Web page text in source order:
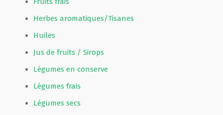
Herbes aromatiques/Tisanes
Huiles
Jus de fruits / Sirops
Légumes en conserve
Légumes frais
Légumes secs